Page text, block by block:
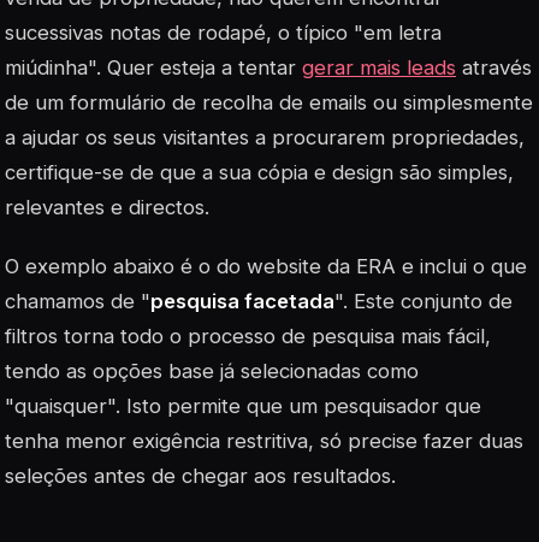
sucessivas notas de rodapé, o típico "em letra
miúdinha". Quer esteja a tentar gerar mais leads através
de um formulário de recolha de emails ou simplesmente
a ajudar os seus visitantes a procurarem propriedades,
certifique-se de que a sua cópia e design são simples,
relevantes e directos.
O exemplo abaixo é o do website da ERA e inclui o que
chamamos de "pesquisa facetada". Este conjunto de
filtros torna todo o processo de pesquisa mais fácil,
tendo as opções base já selecionadas como
"quaisquer". Isto permite que um pesquisador que
tenha menor exigência restritiva, só precise fazer duas
seleções antes de chegar aos resultados.